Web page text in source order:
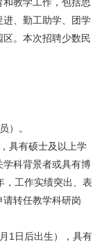
教学工作，包括思
、勤工助学、团学
。本次招聘少数民
）。
具有硕士及以上学
科背景者或具有博
工作实绩突出、表
转任教学科研岗
1日后出生），具有